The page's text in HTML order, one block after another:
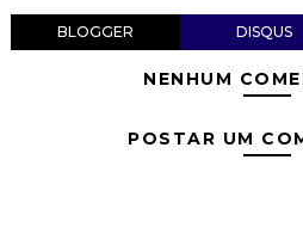
BLOGGER DISQUS
NENHUM
POSTAR UM